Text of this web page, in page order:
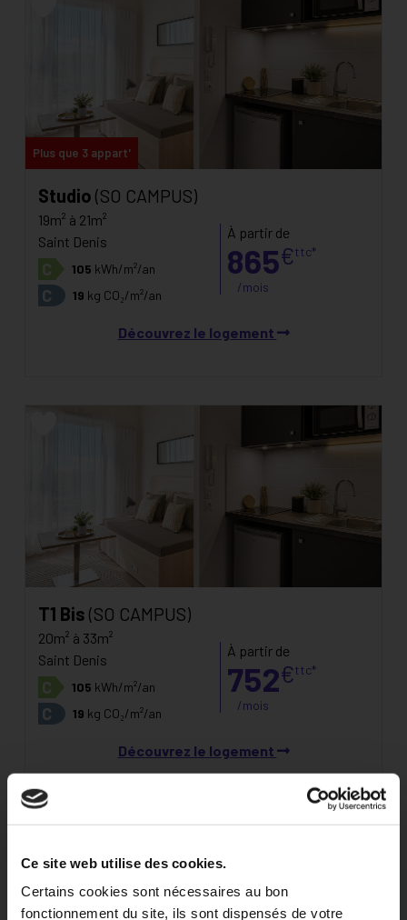
Ce site web utilise des cookies.
Certains cookies sont nécessaires au bon
fonctionnement du site, ils sont dispensés de votre
Plus que 3 appart'
Studio (SO CAMPUS)
19m² à 21m²
Saint Denis
C 105 kWh/m²/an
C 19 kg CO₂/m²/an
À partir de
865€ttc*
/mois
Découvrez le logement
T1 Bis (SO CAMPUS)
20m² à 33m²
Saint Denis
C 105 kWh/m²/an
C 19 kg CO₂/m²/an
À partir de
752€ttc*
/mois
Découvrez le logement